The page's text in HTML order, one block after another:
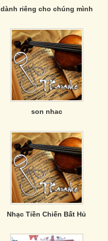
dành riêng cho chúng mình
son nhac
Nhạc Tiền Chiến Bất Hủ